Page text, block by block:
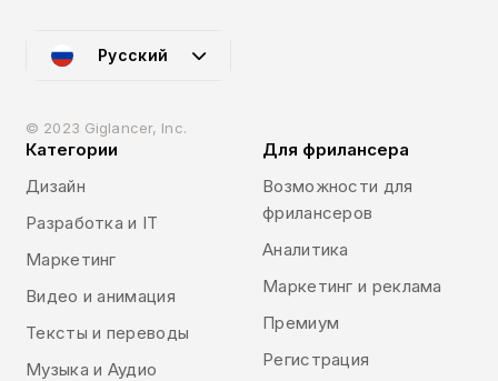
Русский
© 2023 Giglancer, Inc.
Категории
Дизайн
Разработка и IT
Маркетинг
Видео и анимация
Тексты и переводы
Музыка и Аудио
Для фрилансера
Возможности для
фрилансеров
Аналитика
Маркетинг и реклама
Премиум
Регистрация